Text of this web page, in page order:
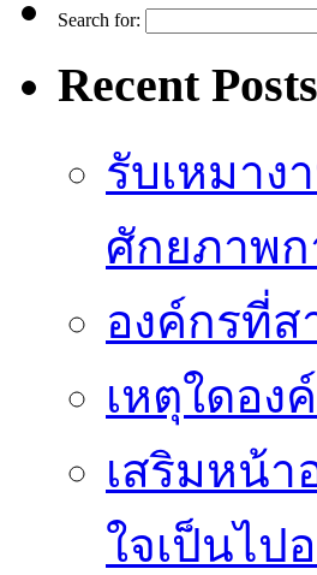
Search for:
Recent Posts
รับเหมาง
ศักยภาพ
องค์กรที่ส
เหตุใดอง
เสริมหน้า
ใจเป็นไป